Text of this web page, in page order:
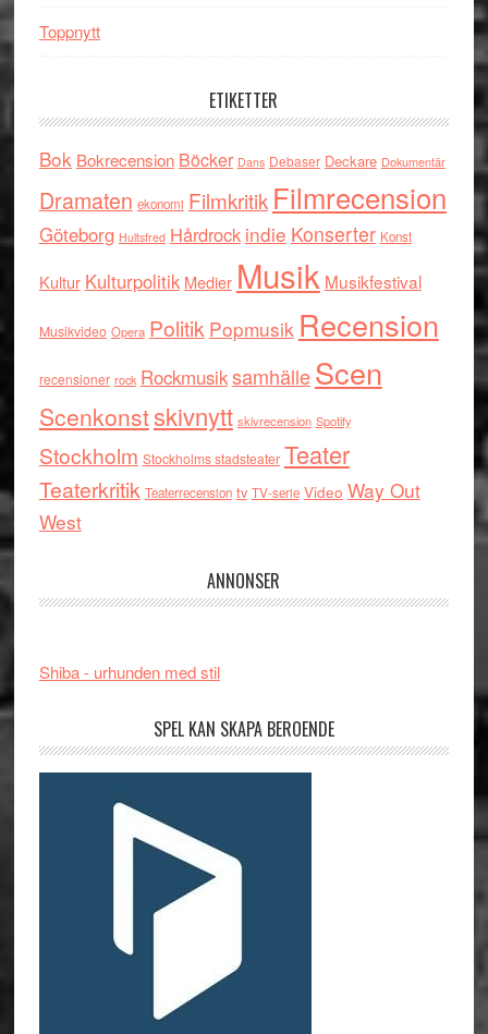
Toppnytt
ETIKETTER
Bok Bokrecension Böcker Dans Debaser Deckare Dokumentär
Dramaten ekonomi Filmkritik Filmrecension
Göteborg Hultsfred Hårdrock indie Konserter Konst
Kultur Kulturpolitik Medier Musik Musikfestival
Musikvideo Opera Politik Popmusik Recension
recensioner rock RockmusiksamhälleScen
Scenkonstskivnytt skivrecension Spotify
Stockholm Stockholms stadsteater Teater
Teaterkritik Teaterrecension tv TV-serie Video Way Out
West
ANNONSER
Shiba - urhunden med stil
SPEL KAN SKAPA BEROENDE